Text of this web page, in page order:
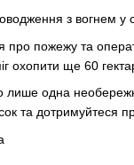
з вогнем у
про пожежу та
охопити ще 60
одна необережна
та дотримуйтеся